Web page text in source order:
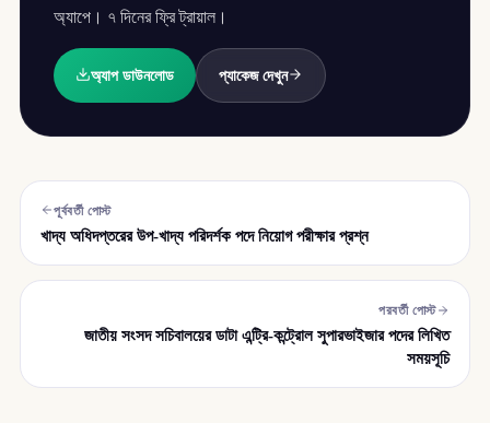
অ্যাপে। ৭ দিনের ফ্রি ট্রায়াল।
অ্যাপ ডাউনলোড প্যাকেজ দেখুন
পূর্ববর্তী পোস্ট
খাদ্য অধিদপ্তরের উপ-খাদ্য পরিদর্শক পদে নিয়োগ পরীক্ষার প্রশ্ন
পরবর্তী পোস্ট
জাতীয় সংসদ সচিবালয়ের ডাটা এন্ট্রি-কন্ট্রোল সুপারভাইজার পদের লিখিত
সময়সূচি